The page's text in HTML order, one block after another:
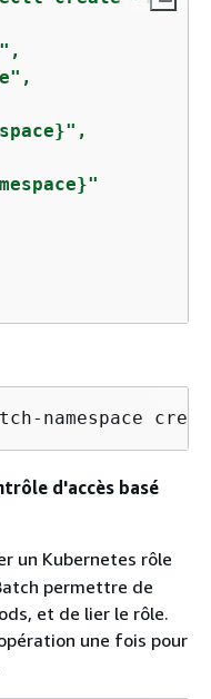
namespace
d'accès basé
un Kubernetes rôle
permettre de
et de lier le rôle.
une fois pour